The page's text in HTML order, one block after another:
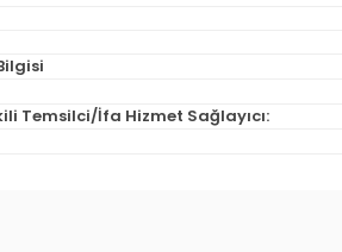
Temsilci/İfa Hizmet Sağlayıcı: